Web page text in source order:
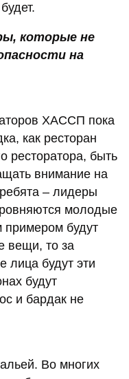
которые не
на
ХАССП пока
как ресторан
ресторатора, быть
внимание на
– лидеры
молодые
примером будут
вещи, то за
лица будут эти
будут
и бардак не
Во многих